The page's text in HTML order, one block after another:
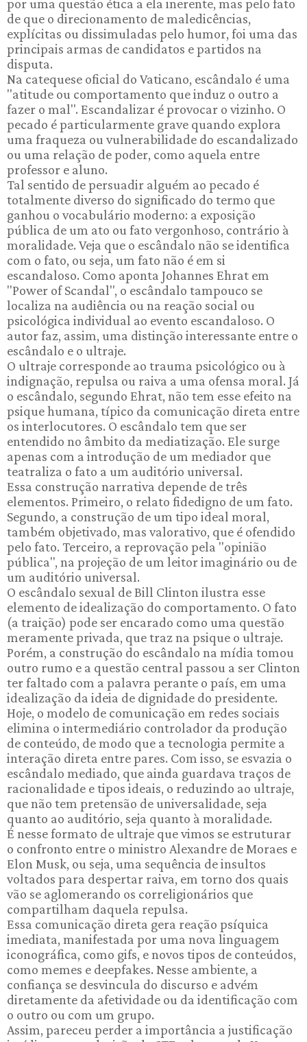
por uma questão ética a ela inerente, mas pelo fato
de que o direcionamento de maledicências,
explícitas ou dissimuladas pelo humor, foi uma das
principais armas de candidatos e partidos na
disputa.
Na catequese oficial do Vaticano, escândalo é uma
"atitude ou comportamento que induz o outro a
fazer o mal". Escandalizar é provocar o vizinho. O
pecado é particularmente grave quando explora
uma fraqueza ou vulnerabilidade do escandalizado
ou uma relação de poder, como aquela entre
professor e aluno.
Tal sentido de persuadir alguém ao pecado é
totalmente diverso do significado do termo que
ganhou o vocabulário moderno: a exposição
pública de um ato ou fato vergonhoso, contrário à
moralidade. Veja que o escândalo não se identifica
com o fato, ou seja, um fato não é em si
escandaloso. Como aponta Johannes Ehrat em
"Power of Scandal", o escândalo tampouco se
localiza na audiência ou na reação social ou
psicológica individual ao evento escandaloso. O
autor faz, assim, uma distinção interessante entre o
escândalo e o ultraje.
O ultraje corresponde ao trauma psicológico ou à
indignação, repulsa ou raiva a uma ofensa moral. Já
o escândalo, segundo Ehrat, não tem esse efeito na
psique humana, típico da comunicação direta entre
os interlocutores. O escândalo tem que ser
entendido no âmbito da mediatização. Ele surge
apenas com a introdução de um mediador que
teatraliza o fato a um auditório universal.
Essa construção narrativa depende de três
elementos. Primeiro, o relato fidedigno de um fato.
Segundo, a construção de um tipo ideal moral,
também objetivado, mas valorativo, que é ofendido
pelo fato. Terceiro, a reprovação pela "opinião
pública", na projeção de um leitor imaginário ou de
um auditório universal.
O escândalo sexual de Bill Clinton ilustra esse
elemento de idealização do comportamento. O fato
(a traição) pode ser encarado como uma questão
meramente privada, que traz na psique o ultraje.
Porém, a construção do escândalo na mídia tomou
outro rumo e a questão central passou a ser Clinton
ter faltado com a palavra perante o país, em uma
idealização da ideia de dignidade do presidente.
Hoje, o modelo de comunicação em redes sociais
elimina o intermediário controlador da produção
de conteúdo, de modo que a tecnologia permite a
interação direta entre pares. Com isso, se esvazia o
escândalo mediado, que ainda guardava traços de
racionalidade e tipos ideais, o reduzindo ao ultraje,
que não tem pretensão de universalidade, seja
quanto ao auditório, seja quanto à moralidade.
É nesse formato de ultraje que vimos se estruturar
o confronto entre o ministro Alexandre de Moraes e
Elon Musk, ou seja, uma sequência de insultos
voltados para despertar raiva, em torno dos quais
vão se aglomerando os correligionários que
compartilham daquela repulsa.
Essa comunicação direta gera reação psíquica
imediata, manifestada por uma nova linguagem
iconográfica, como gifs, e novos tipos de conteúdos,
como memes e deepfakes. Nesse ambiente, a
confiança se desvincula do discurso e advém
diretamente da afetividade ou da identificação com
o outro ou com um grupo.
Assim, pareceu perder a importância a justificação